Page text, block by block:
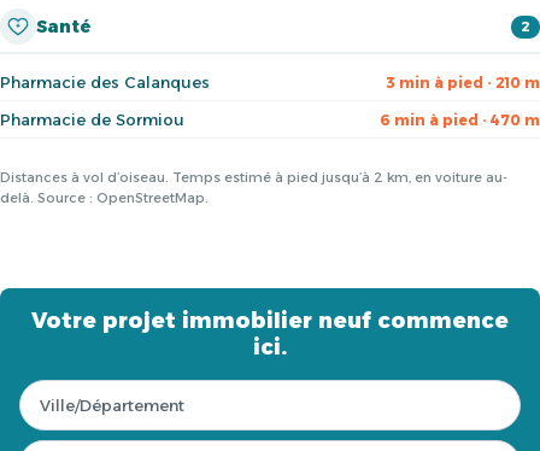
Santé 2
Pharmacie des Calanques 3 min à pied · 210 m
Pharmacie de Sormiou 6 min à pied · 470 m
Distances à vol d’oiseau. Temps estimé à pied jusqu’à 2 km, en voiture au-
delà. Source : OpenStreetMap.
Votre projet immobilier neuf commence
ici.